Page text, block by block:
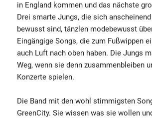
in England kommen und das nächste
Drei smarte Jungs, die sich
bewusst sind, tänzlen modebewusst
Eingängige Songs, die zum Fußwippen
auch Luft nach oben haben. Die Jungs
Weg, wenn sie denn zusammenbleiben
Konzerte spielen.
Die Band mit den wohl stimmigsten
GreenCity. Sie wissen was sie wollen